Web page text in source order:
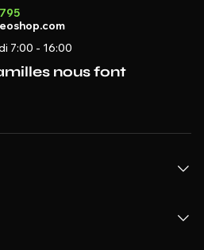
7:00 - 16:00
nous font